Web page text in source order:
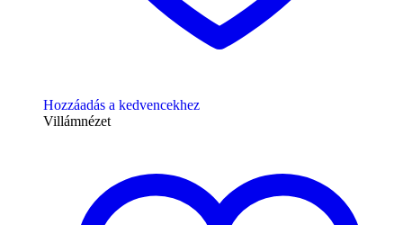
Hozzáadás a kedvencekhez
Villámnézet